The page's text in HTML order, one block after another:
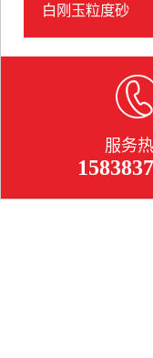
白刚玉粒度砂
服务